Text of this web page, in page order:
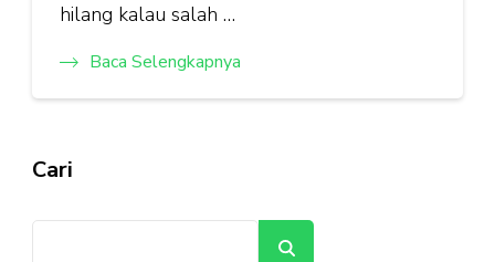
hilang kalau salah …
Baca Selengkapnya
Cari